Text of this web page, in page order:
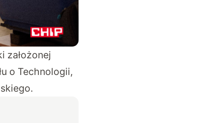
założonej
o Technologii,